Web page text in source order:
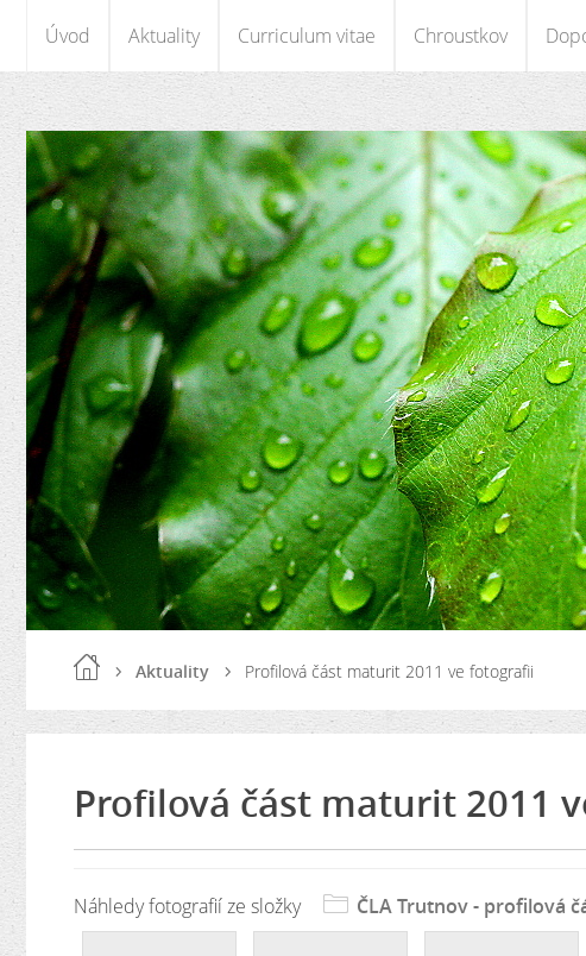
Úvod Aktuality Curriculum vitae Chroustkov
Aktuality Profilová část maturit 2011 ve fotografii
Profilová část maturit 2011
Náhledy fotografií ze složky ČLA Trutnov - profilová